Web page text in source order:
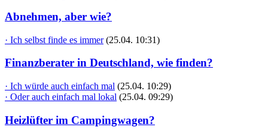
Abnehmen, aber wie?
· Ich selbst finde es immer (25.04. 10:31)
Finanzberater in Deutschland, wie finden?
· Ich würde auch einfach mal (25.04. 10:29)
· Oder auch einfach mal lokal (25.04. 09:29)
Heizlüfter im Campingwagen?